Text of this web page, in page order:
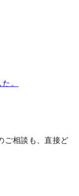
。
ご相談も、直接ど